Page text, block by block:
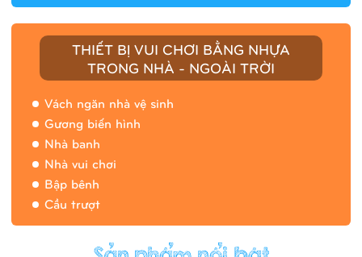
THIẾT BỊ VUI CHƠI BẰNG NHỰA
TRONG NHÀ - NGOÀI TRỜI
Vách ngăn nhà vệ sinh
Gương biến hình
Nhà banh
Nhà vui chơi
Bập bênh
Cầu trượt